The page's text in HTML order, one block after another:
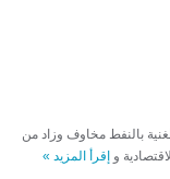
بالنفط مخاوف وزاد من
و إقرأ المزيد »